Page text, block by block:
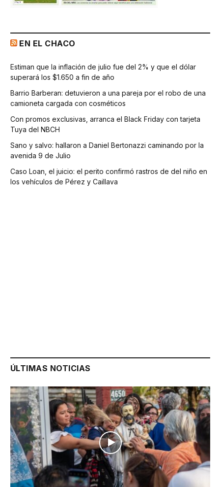
EN EL CHACO
Estiman que la inflación de julio fue del 2% y que el dólar
superará los $1.650 a fin de año
Barrio Barberan: detuvieron a una pareja por el robo de una
camioneta cargada con cosméticos
Con promos exclusivas, arranca el Black Friday con tarjeta
Tuya del NBCH
Sano y salvo: hallaron a Daniel Bertonazzi caminando por la
avenida 9 de Julio
Caso Loan, el juicio: el perito confirmó rastros de del niño en
los vehículos de Pérez y Caillava
ÚLTIMAS NOTICIAS